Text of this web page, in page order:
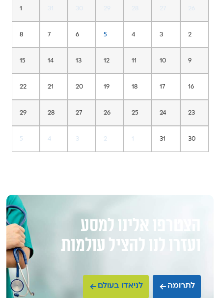
26
27
28
29
30
31
1
2
3
4
5
6
7
8
9
10
11
12
13
14
15
16
17
18
19
20
21
22
23
24
25
26
27
28
29
30
31
1
2
3
4
5
הצטרפו אלינו למסע
ועזרו לנו להציל עולמות
לתרומה לניאדו בעולם